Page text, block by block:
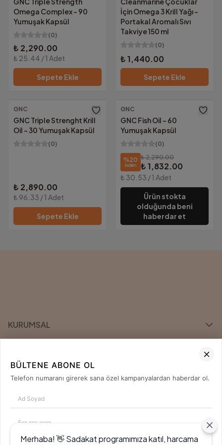
Omega Complex - 90
Yumuşak Kapsül
(0)
₺ 2,290.00
₺ 25.44 /1 Adet
Sepete Ekle
İçin Omega 3 Krill Yağı –
Portakal Aromalı Sıvı
Takviye 150 ml
(0)
₺ 1,440.00
Sepete Ekle
Ücretsiz Kargo
GNC
GNC Triple Strenght Krill
Oil – 30 Yumuşak Kapsül
(0)
₺ 2,890.00
₺ 96.33 /1 Adet
Sepete Ekle
Ücretsiz Kargo
GNC
GNC Fish Oil - 60
Yumuşak Kapsül
(0)
%20
İndirim
₺ 2,290.00
₺ 1,832.00
₺ 30.53 /1 Adet
Ürün stokta
olduğunda beni
haberdar et
KURUMSAL
ÖNE ÇIKAN MARKALAR
0850 420 04 80
BÜLTENE ABONE OL
Telefon numaranı girerek sana özel kampanyalardan haberdar ol.
Merhaba! 👋 Sadakat programımıza katıl, harcama